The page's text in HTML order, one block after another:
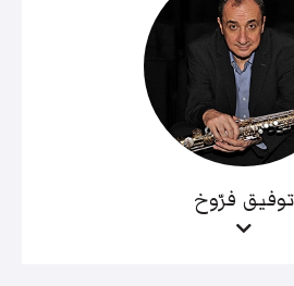
توفيق فرّوخ